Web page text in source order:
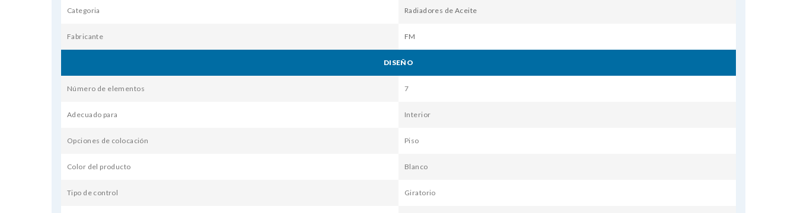
Categoria Radiadores de Aceite
Fabricante FM
DISEÑO
Número de elementos 7
Adecuado para Interior
Opciones de colocación Piso
Color del producto Blanco
Tipo de control Giratorio